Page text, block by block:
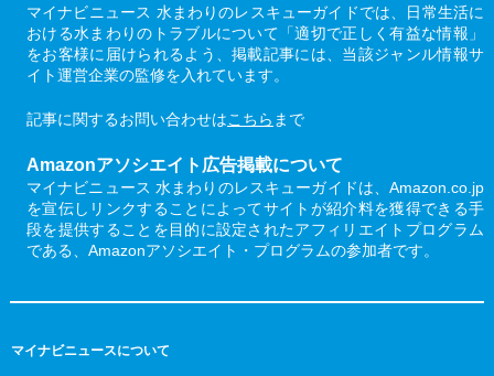
マイナビニュース 水まわりのレスキューガイドでは、日常生活に
おける水まわりのトラブルについて「適切で正しく有益な情報」
をお客様に届けられるよう、掲載記事には、当該ジャンル情報サ
イト運営企業の監修を入れています。
記事に関するお問い合わせはこちら まで
Amazonアソシエイト広告掲載について
マイナビニュース 水まわりのレスキューガイドは、Amazon.co.jp
を宣伝しリンクすることによってサイトが紹介料を獲得できる手
段を提供することを目的に設定されたアフィリエイトプログラム
である、Amazonアソシエイト・プログラムの参加者です。
マイナビニュースについて